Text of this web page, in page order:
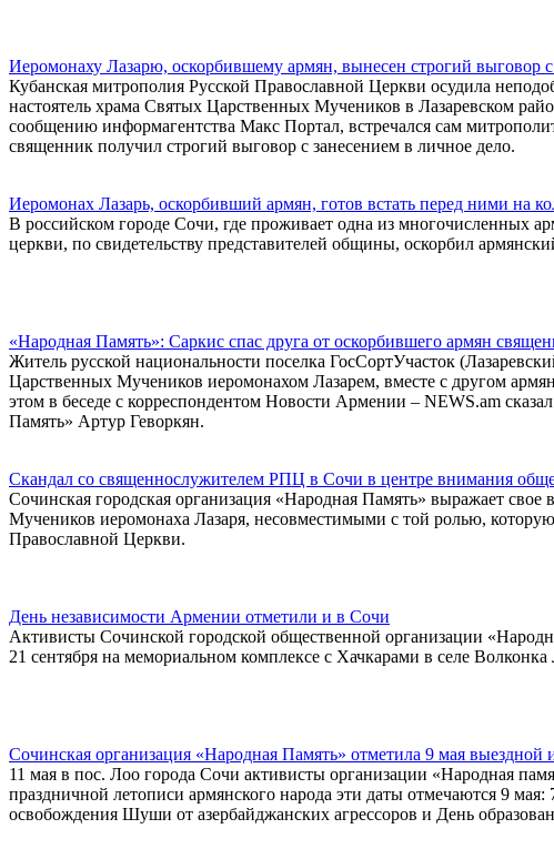
Иеромонаху Лазарю, оскорбившему армян, вынесен строгий выговор
Кубанская митрополия Русской Православной Церкви осудила
настоятель храма Святых Царственных Мучеников в Лазаревском
сообщению информагентства Макс Портал, встречался сам
священник получил строгий выговор с занесением в личное дело.
Иеромонах Лазарь, оскорбивший армян, готов встать перед ними на
В российском городе Сочи, где проживает одна из многочисленных
церкви, по свидетельству представителей общины, оскорбил
«Народная Память»: Саркис спас друга от оскорбившего армян
Житель русской национальности поселка ГосСортУчасток
Царственных Мучеников иеромонахом Лазарем, вместе с другом
этом в беседе с корреспондентом Новости Армении – NEWS.am
Память» Артур Геворкян.
Скандал со священнослужителем РПЦ в Сочи в центре внимания
Сочинская городская организация «Народная Память» выражает
Мучеников иеромонаха Лазаря, несовместимыми с той ролью,
Православной Церкви.
День независимости Армении отметили и в Сочи
Активисты Сочинской городской общественной организации
21 сентября на мемориальном комплексе с Хачкарами в селе Волконка
Сочинская организация «Народная Память» отметила 9 мая выездной
11 мая в пос. Лоо города Сочи активисты организации «Народная
праздничной летописи армянского народа эти даты отмечаются 9
освобождения Шуши от азербайджанских агрессоров и День